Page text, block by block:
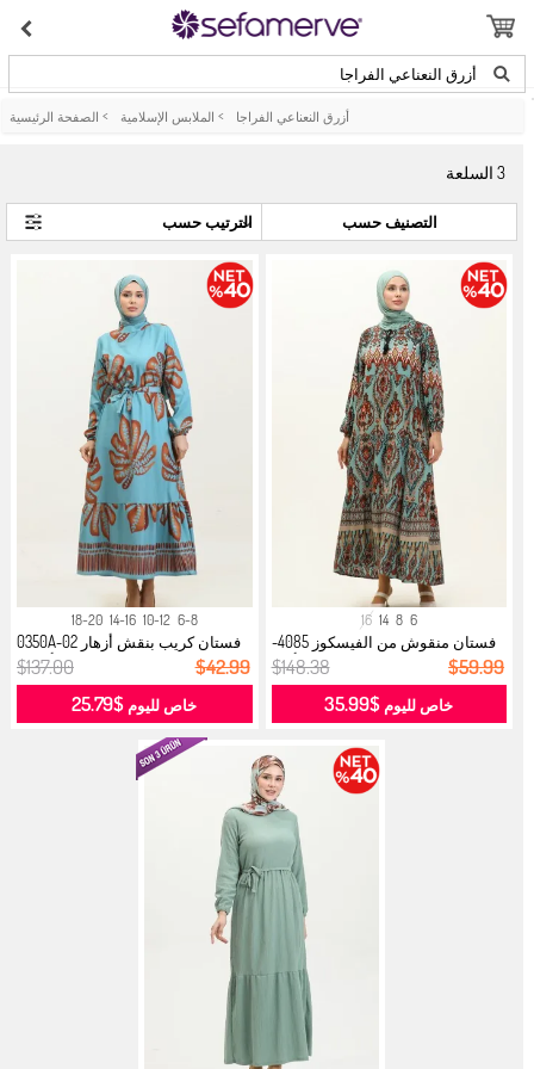
أزرق النعناعي الفراجا
الصفحة الرئيسية > الملابس الإسلامية > أزرق النعناعي الفراجا
3السلعة
التصنيف حسب
6
8
14
16
فستان منقوش من الفيسكوز 4085-
02 أزر...
$148.38 $59.99
خاص لليوم $35.99
6-8
10-12
14-16
18-20
فستان كريب بنقش أزهار 0350A-02
أزرق...
$137.00 $42.99
خاص لليوم $25.79